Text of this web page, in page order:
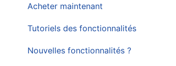
Acheter maintenant
Tutoriels des fonctionnalités
Nouvelles fonctionnalités ?